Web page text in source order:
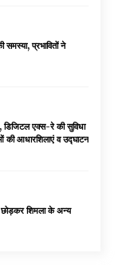
समस्या, प्रभावितों ने
एक्स-रे की सुविधा
की आधारशिलाएं व उद्घाटन
शिमला के अन्य